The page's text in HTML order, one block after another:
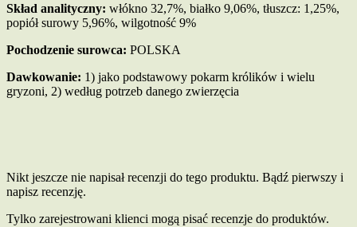
Skład analityczny: włókno 32,7%, białko 9,06%, tłuszcz: 1,25%,
popiół surowy 5,96%, wilgotność 9%
Pochodzenie surowca: POLSKA
Dawkowanie: 1) jako podstawowy pokarm królików i wielu
gryzoni, 2) według potrzeb danego zwierzęcia
Nikt jeszcze nie napisał recenzji do tego produktu. Bądź pierwszy i
napisz recenzję.
Tylko zarejestrowani klienci mogą pisać recenzje do produktów.